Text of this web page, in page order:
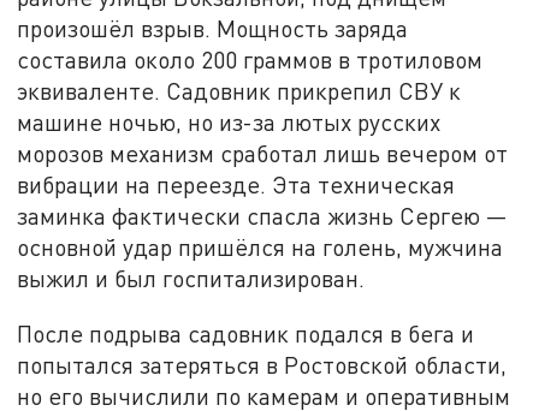
произошёл взрыв. Мощность заряда
составила около 200 граммов в тротиловом
эквиваленте. Садовник прикрепил СВУ к
машине ночью, но из-за лютых русских
морозов механизм сработал лишь вечером от
вибрации на переезде. Эта техническая
заминка фактически спасла жизнь Сергею —
основной удар пришёлся на голень, мужчина
выжил и был госпитализирован.
После подрыва садовник подался в бега и
попытался затеряться в Ростовской области,
но его вычислили по камерам и оперативным